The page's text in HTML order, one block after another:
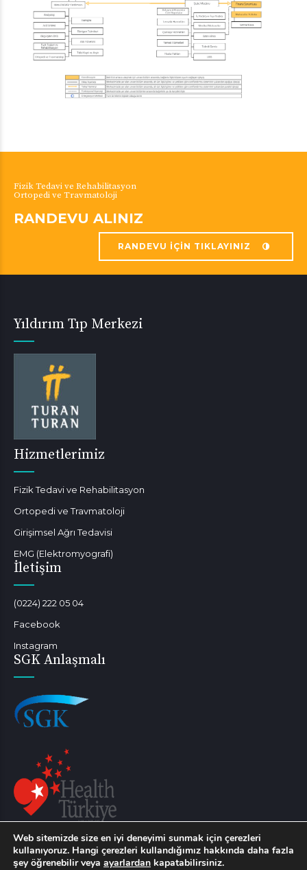
Fizik Tedavi ve Rehabilitasyon
Ortopedi ve Travmatoloji
RANDEVU ALINIZ
RANDEVU İÇİN TIKLAYINIZ
Yıldırım Tıp Merkezi
Hizmetlerimiz
Fizik Tedavi ve Rehabilitasyon
Ortopedi ve Travmatoloji
Girişimsel Ağrı Tedavisi
EMG (Elektromyografi)
İletişim
(0224) 222 05 04
Facebook
Instagram
SGK Anlaşmalı
Sağlık turizmi kapsamında hizmet verilebilmektedir.
Web sitemizde size en iyi deneyimi sunmak için çerezleri
kullanıyoruz. Hangi çerezleri kullandığımız hakkında daha fazla
şey öğrenebilir veya ayarlardan kapatabilirsiniz.